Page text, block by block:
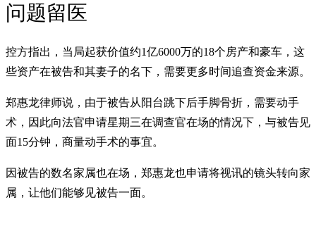
问题留医
控方指出，当局起获价值约1亿6000万的18个房产和豪车，这
些资产在被告和其妻子的名下，需要更多时间追查资金来源。
郑惠龙律师说，由于被告从阳台跳下后手脚骨折，需要动手
术，因此向法官申请星期三在调查官在场的情况下，与被告见
面15分钟，商量动手术的事宜。
因被告的数名家属也在场，郑惠龙也申请将视讯的镜头转向家
属，让他们能够见被告一面。